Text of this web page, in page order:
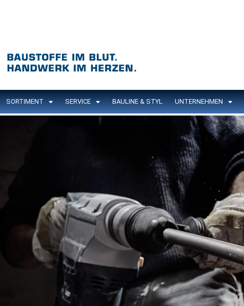
SORTIMENT SERVICE BAULINE & STYL UNTERNEHMEN